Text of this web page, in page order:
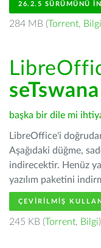
26.2.5 SÜRÜMÜNÜ
284 MB (Torrent, Bilgi
seTswana
başka bir dile mi
LibreOffice'i
Aşağıdaki düğme,
indirecektir. Henüz
yazılım paketini
ÇEVIRILMIŞ
245 KB (Torrent, Bilgi)